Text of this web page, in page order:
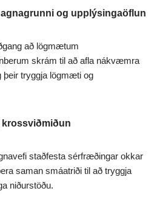
og upplýsingaöflun
að lögmætum
skrám til að afla nákvæmra
þeir tryggja lögmæti og
krossviðmiðun
staðfesta sérfræðingar okkar
saman smáatriði til að tryggja
niðurstöðu.